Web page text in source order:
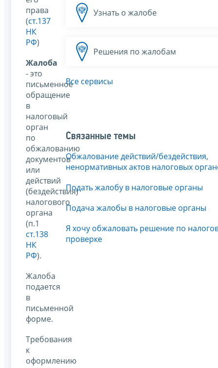
права
(ст.137
НК
РФ)
Жалоба
- это
письменное
обращение
в
налоговый
орган
по
обжалованию
документов
или
действий
(бездействия)
налогового
органа
(п.1
ст.138
НК
РФ).
Жалоба
подается
в
письменной
форме.
Требования
к
оформлению
Узнать о жалобе
Решения по жалобам
Все сервисы
Связанные темы
Обжалование действий/бездействия,
ненормативных актов налоговых
Подать жалобу в налоговые органы
Подача жалобы в налоговые органы
Я хочу обжаловать решение по
проверке